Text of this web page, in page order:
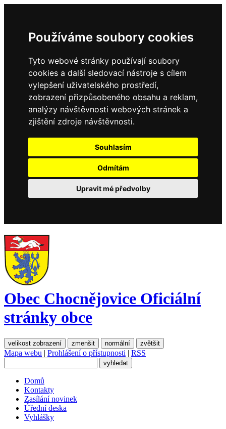
Používáme soubory cookies
Tyto webové stránky používají soubory
cookies a další sledovací nástroje s cílem
vylepšení uživatelského prostředí,
zobrazení přizpůsobeného obsahu a reklam,
analýzy návštěvnosti webových stránek a
zjištění zdroje návštěvnosti.
Souhlasím
Odmítám
Upravit mé předvolby
Obec Chocnějovice Oficiální
stránky obce
velikost zobrazení zmenšit normální zvětšit
Mapa webu | Prohlášení o přístupnosti | RSS
Domů
Kontakty
Zasílání novinek
Úřední deska
Vyhlášky